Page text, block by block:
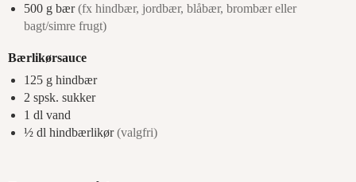
500 g bær (fx hindbær, jordbær, blåbær, brombær eller
bagt/simre frugt)
Bærlikørsauce
125 g hindbær
2 spsk. sukker
1 dl vand
½ dl hindbærlikør (valgfri)